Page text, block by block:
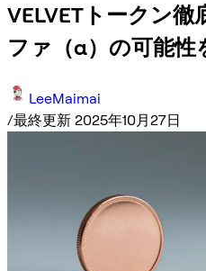
VELVETトークン
ファ（α）の可能性
LeeMaimai
/最終更新 2025年10月27日